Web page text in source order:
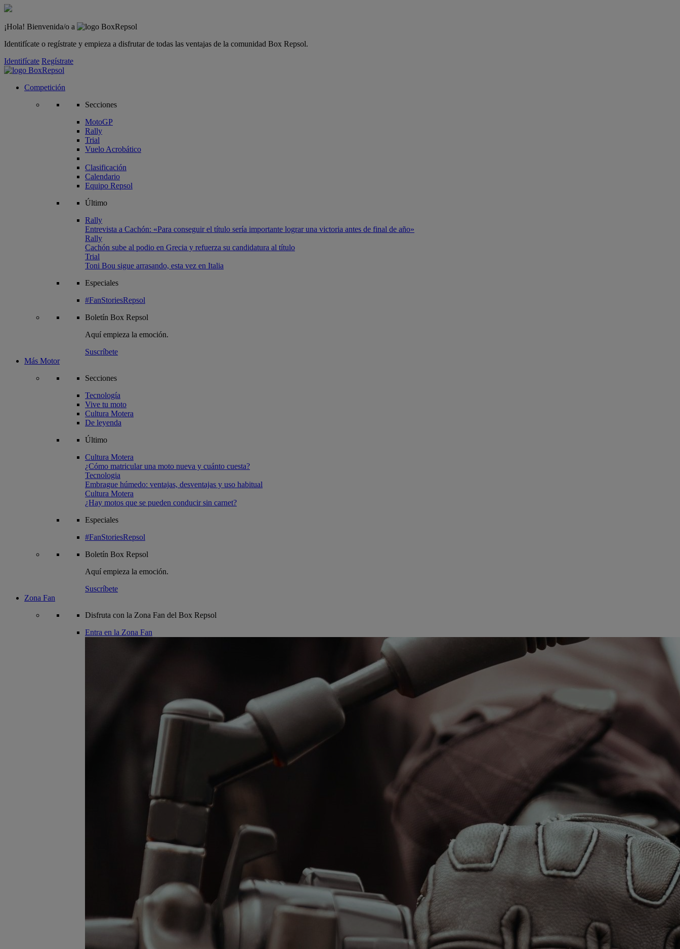
¡Hola! Bienvenida/o a
Identifícate o regístrate y empieza a disfrutar de todas las ventajas de la comunidad Box Repsol.
Identifícate Regístrate
Competición
Secciones
MotoGP
Rally
Trial
Vuelo Acrobático
Clasificación
Calendario
Equipo Repsol
Último
Rally
Entrevista a Cachón: «Para conseguir el título sería importante lograr una victoria antes de final de año»
Rally
Cachón sube al podio en Grecia y refuerza su candidatura al título
Trial
Toni Bou sigue arrasando, esta vez en Italia
Especiales
#FanStoriesRepsol
Boletín Box Repsol
Aquí empieza la emoción.
Suscríbete
Más Motor
Secciones
Tecnología
Vive tu moto
Cultura Motera
De leyenda
Último
Cultura Motera
¿Cómo matricular una moto nueva y cuánto cuesta?
Tecnologia
Embrague húmedo: ventajas, desventajas y uso habitual
Cultura Motera
¿Hay motos que se pueden conducir sin carnet?
Especiales
#FanStoriesRepsol
Boletín Box Repsol
Aquí empieza la emoción.
Suscríbete
Zona Fan
Disfruta con la Zona Fan del Box Repsol
Entra en la Zona Fan